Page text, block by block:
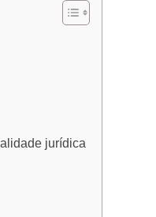
jurídica